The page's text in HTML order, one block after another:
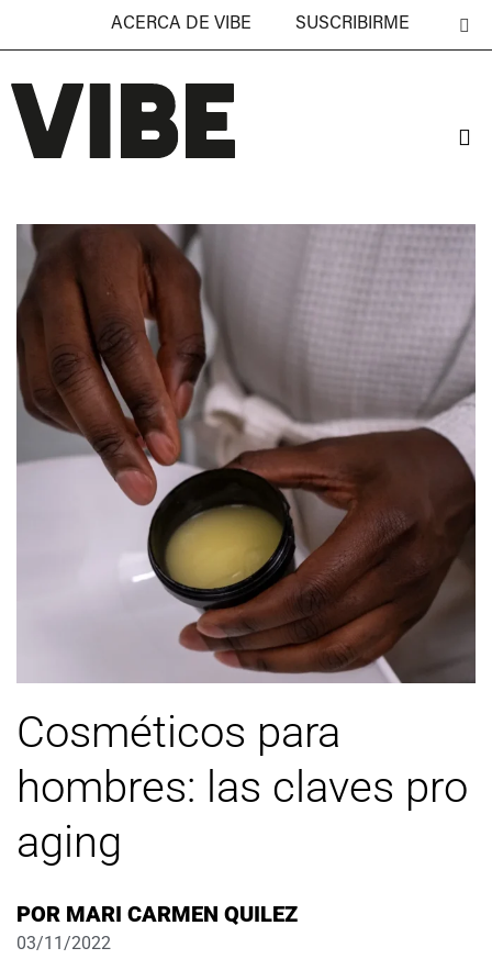
ACERCA DE VIBE SUSCRIBIRME
Cosméticos para
hombres: las claves pro
aging
POR MARI CARMEN QUILEZ
03/11/2022